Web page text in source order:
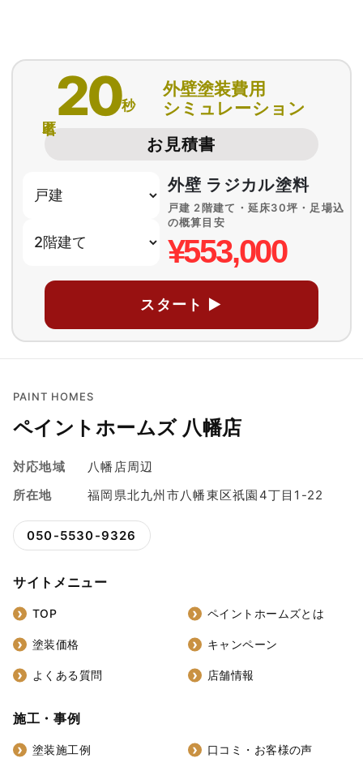
20秒
外壁塗装費用
シミュレーション
お見積書
外壁 ラジカル塗料
戸建 2階建て・延床30坪・足場込
の概算目安
¥553,000
スタート ▶
PAINT HOMES
ペイントホームズ 八幡店
対応地域
八幡店周辺
所在地
福岡県北九州市八幡東区祇園4丁目1-22
050-5530-9326
サイトメニュー
TOP ペイントホームズとは
塗装価格 キャンペーン
よくある質問 店舗情報
施工・事例
塗装施工例 口コミ・お客様の声